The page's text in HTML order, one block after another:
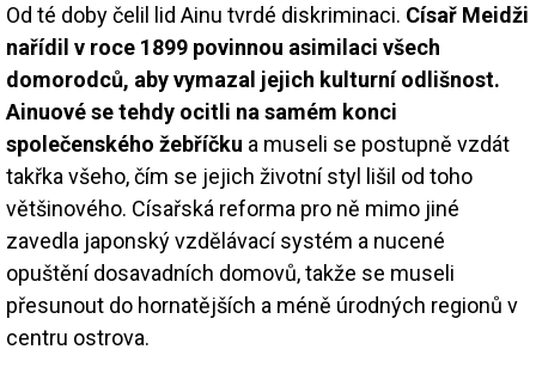
Od té doby čelil lid Ainu tvrdé diskriminaci. Císař Meidži
nařídil v roce 1899 povinnou asimilaci všech
domorodců, aby vymazal jejich kulturní odlišnost.
Ainuové se tehdy ocitli na samém konci
společenského žebříčku a museli se postupně vzdát
takřka všeho, čím se jejich životní styl lišil od toho
většinového. Císařská reforma pro ně mimo jiné
zavedla japonský vzdělávací systém a nucené
opuštění dosavadních domovů, takže se museli
přesunout do hornatějších a méně úrodných regionů v
centru ostrova.